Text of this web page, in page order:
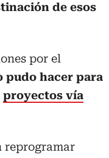
de esos
por el
pudo hacer para
proyectos vía
reprogramar